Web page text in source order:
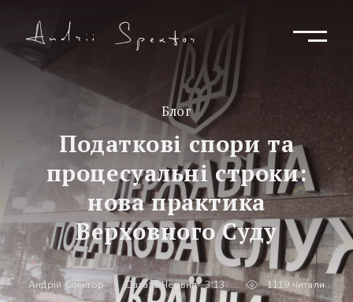
Блог
Податкові спори та
процесуальні строки:
нова практика
Верховного Суду
Андрій Спектор Дата: 1 Червня , 3:13 1119 читали